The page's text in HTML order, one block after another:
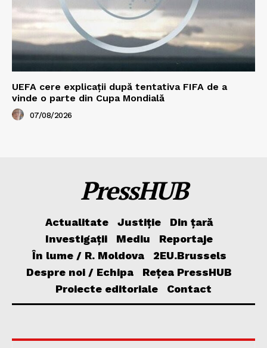
UEFA cere explicații după tentativa FIFA de a
vinde o parte din Cupa Mondială
07/08/2026
PressHUB
Actualitate Justiție
Din țară
Investigații
Mediu
Reportaje
În lume / R. Moldova
2EU.Brussels
Despre noi / Echipa
Rețea PressHUB
Proiecte editoriale
Contact